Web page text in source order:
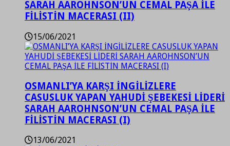
SARAH AAROHNSON’UN CEMAL PAŞA İLE
FİLİSTİN MACERASI (II)
15/06/2021
OSMANLI’YA KARŞI İNGİLİZLERE
CASUSLUK YAPAN YAHUDİ ŞEBEKESİ LİDERİ
SARAH AAROHNSON’UN CEMAL PAŞA İLE
FİLİSTİN MACERASI (I)
13/06/2021